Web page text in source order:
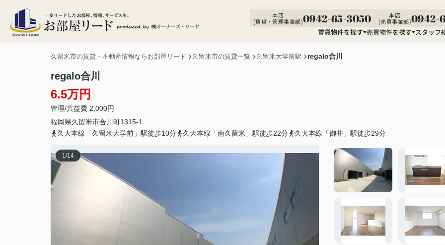
本店
(賃貸・管理事業部)0942-65-3050
本店
(売買事業部)0942-
賃貸物件を探す 売買物件を探す スタッフ
久留米市の賃貸・不動産情報ならお部屋リード 久留米市の賃貸一覧 久留米大学前駅 regalo合川
regalo合川
6.5万円
管理/共益費 2,000円
福岡県久留米市合川町1315-1
久大本線「久留米大学前」駅徒歩10分
久大本線「南久留米」駅徒歩22分 久大本線「御井」駅徒歩29分
1/14